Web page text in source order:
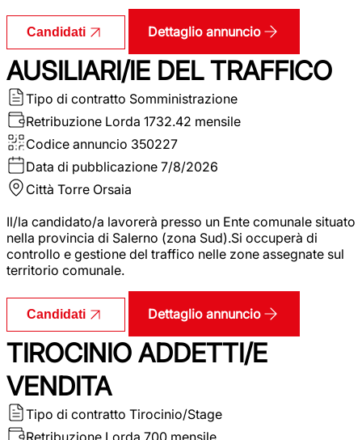
Candidati Dettaglio annuncio
AUSILIARI/IE DEL TRAFFICO
Tipo di contratto Somministrazione
Retribuzione Lorda 1732.42 mensile
Codice annuncio 350227
Data di pubblicazione 7/8/2026
Città Torre Orsaia
Il/la candidato/a lavorerà presso un Ente comunale situato
nella provincia di Salerno (zona Sud).Si occuperà di
controllo e gestione del traffico nelle zone assegnate sul
territorio comunale.
Candidati Dettaglio annuncio
TIROCINIO ADDETTI/E
VENDITA
Tipo di contratto Tirocinio/Stage
Retribuzione Lorda 700 mensile